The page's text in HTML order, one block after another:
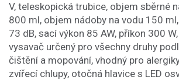
V, teleskopická trubice, objem sběrné
800 ml, objem nádoby na vodu 150
73 dB, sací výkon 85 AW, příkon 300
vysavač určený pro všechny druhy
čištění a mopování, vhodný pro
zvířecí chlupy, otočná hlavice s LED